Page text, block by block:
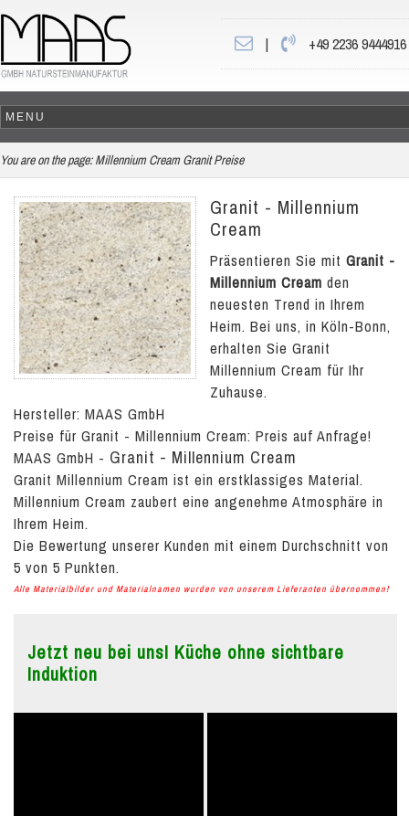
| +49 2236 9444916
You are on the page: Millennium Cream Granit Preise
Granit - Millennium
Cream
Präsentieren Sie mit Granit -
Millennium Cream den
neuesten Trend in Ihrem
Heim. Bei uns, in Köln-Bonn,
erhalten Sie Granit
Millennium Cream für Ihr
Zuhause.
Hersteller: MAAS GmbH
Preise für Granit - Millennium Cream: Preis auf Anfrage!
MAAS GmbH - Granit - Millennium Cream
Granit Millennium Cream ist ein erstklassiges Material.
Millennium Cream zaubert eine angenehme Atmosphäre in
Ihrem Heim.
Die Bewertung unserer Kunden mit einem Durchschnitt von
5 von 5 Punkten.
Alle Materialbilder und Materialnamen wurden von unserem Lieferanten übernommen!
Jetzt neu bei uns! Küche ohne sichtbare
Induktion